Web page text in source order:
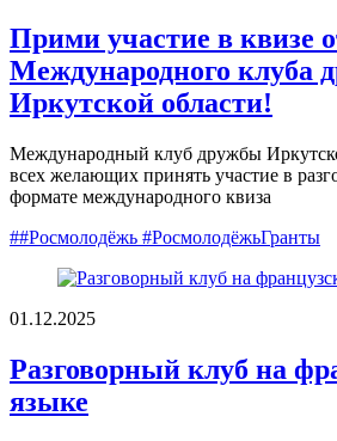
Прими участие в квизе
Международного клуба
Иркутской области!
Международный клуб дружбы
всех желающих принять участие в
формате международного квиза
##Росмолодёжь #РосмолодёжьГранты
01.12.2025
Разговорный клуб на
языке